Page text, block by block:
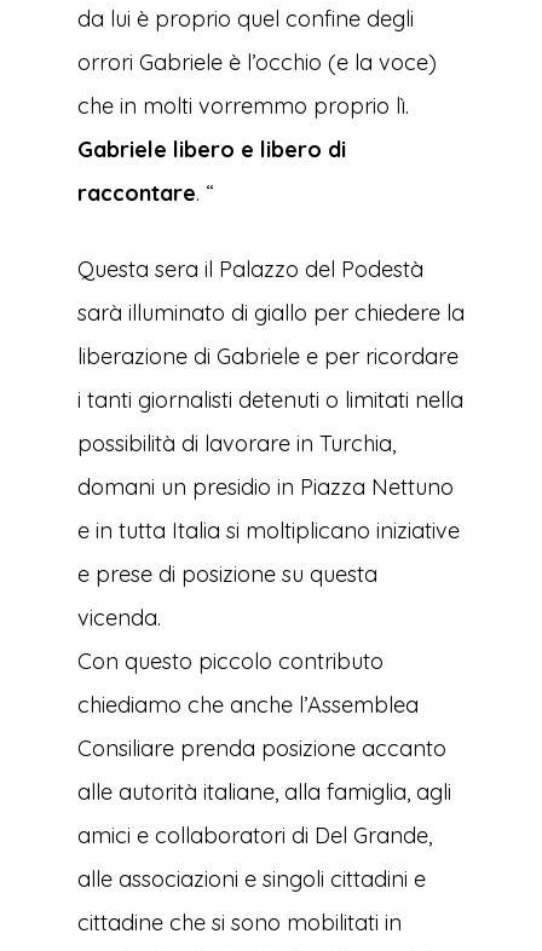
da lui è proprio quel confine degli
orrori Gabriele è l’occhio (e la voce)
che in molti vorremmo proprio lì.
Gabriele libero e libero di
raccontare. “
Questa sera il Palazzo del Podestà
sarà illuminato di giallo per chiedere la
liberazione di Gabriele e per ricordare
i tanti giornalisti detenuti o limitati nella
possibilità di lavorare in Turchia,
domani un presidio in Piazza Nettuno
e in tutta Italia si moltiplicano iniziative
e prese di posizione su questa
vicenda.
Con questo piccolo contributo
chiediamo che anche l’Assemblea
Consiliare prenda posizione accanto
alle autorità italiane, alla famiglia, agli
amici e collaboratori di Del Grande,
alle associazioni e singoli cittadini e
cittadine che si sono mobilitati in